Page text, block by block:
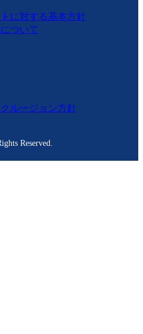
に対する基本方針
ついて
ルージョン方針
Reserved.